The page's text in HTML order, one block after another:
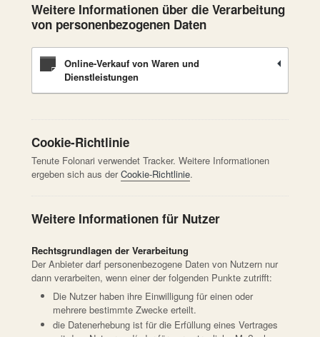
Weitere Informationen über die Verarbeitung
von personenbezogenen Daten
Online-Verkauf von Waren und
Dienstleistungen
Cookie-Richtlinie
Tenute Folonari verwendet Tracker. Weitere Informationen
ergeben sich aus derCookie-Richtlinie.
Weitere Informationen für Nutzer
Rechtsgrundlagen der Verarbeitung
Der Anbieter darf personenbezogene Daten von Nutzern nur
dann verarbeiten, wenn einer der folgenden Punkte zutrifft:
Die Nutzer haben ihre Einwilligung für einen oder
mehrere bestimmte Zwecke erteilt.
die Datenerhebung ist für die Erfüllung eines Vertrages